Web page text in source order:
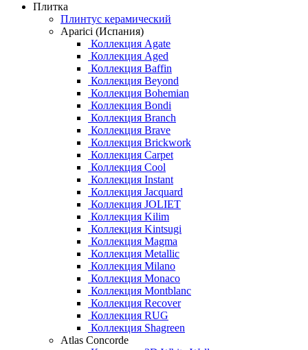
Плитка
Плинтус керамический
Aparici (Испания)
Коллекция Agate
Коллекция Aged
Коллекция Baffin
Коллекция Beyond
Коллекция Bohemian
Коллекция Bondi
Коллекция Branch
Коллекция Brave
Коллекция Brickwork
Коллекция Carpet
Коллекция Cool
Коллекция Instant
Коллекция Jacquard
Коллекция JOLIET
Коллекция Kilim
Коллекция Kintsugi
Коллекция Magma
Коллекция Metallic
Коллекция Milano
Коллекция Monaco
Коллекция Montblanc
Коллекция Recover
Коллекция RUG
Коллекция Shagreen
Atlas Concorde